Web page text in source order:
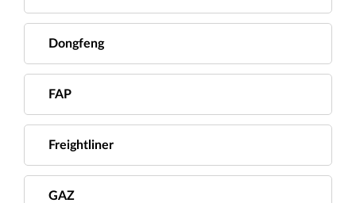
Dongfeng
FAP
Freightliner
GAZ